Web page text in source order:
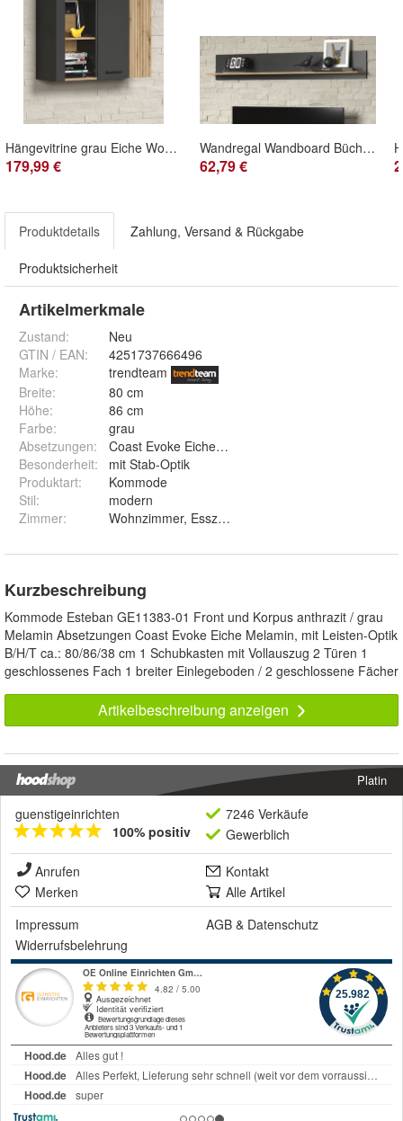
Hängevitrine grau Eiche Wohnzimmer und Esszimmer Vitrine hängend Esteban 90 x 99 cm
179,99 €
Wandregal Wandboard Bücherregal grau Eiche Wohn- und Esszimmer Regal 167 cm Esteban
62,79 €
Produktdetails Zahlung, Versand & Rückgabe
Produktsicherheit
Artikelmerkmale
Zustand:
Neu
GTIN / EAN:
4251737666496
Marke:
trendteam
Breite:
80 cm
Höhe:
86 cm
Farbe:
grau
Absetzungen:
Coast Evoke Eiche Melamin
Besonderheit:
mit Stab-Optik
Produktart:
Kommode
Stil:
modern
Zimmer: Wohnzimmer, Esszimmer
Kurzbeschreibung
Kommode Esteban GE11383-01 Front und Korpus anthrazit / grau
Melamin Absetzungen Coast Evoke Eiche Melamin, mit Leisten-Optik
B/H/T ca.: 80/86/38 cm 1 Schubkasten mit Vollauszug 2 Türen 1
geschlossenes Fach 1 breiter Einlegeboden / 2 geschlossene Fächer
Artikelbeschreibung anzeigen
Platin
guenstigeinrichten
100% positiv
7246 Verkäufe
Gewerblich
Anrufen
Kontakt
Merken
Alle Artikel
Impressum
AGB & Datenschutz
Widerrufsbelehrung